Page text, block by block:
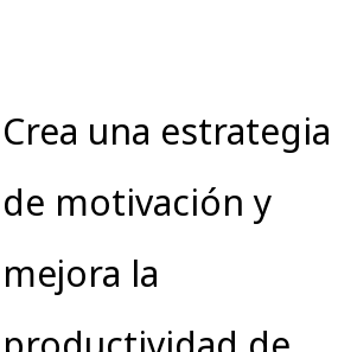
Crea una estrategia
de motivación y
mejora la